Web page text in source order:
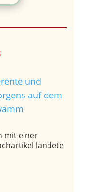
mit einer
landete